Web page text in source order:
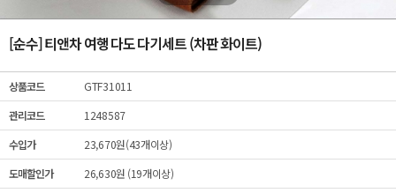
[순수] 티앤차 여행 다도 다기세트 (차판 화이트)
상품코드
GTF31011
관리코드
1248587
수입가
23,670원(43개이상)
도매할인가
26,630원 (19개이상)